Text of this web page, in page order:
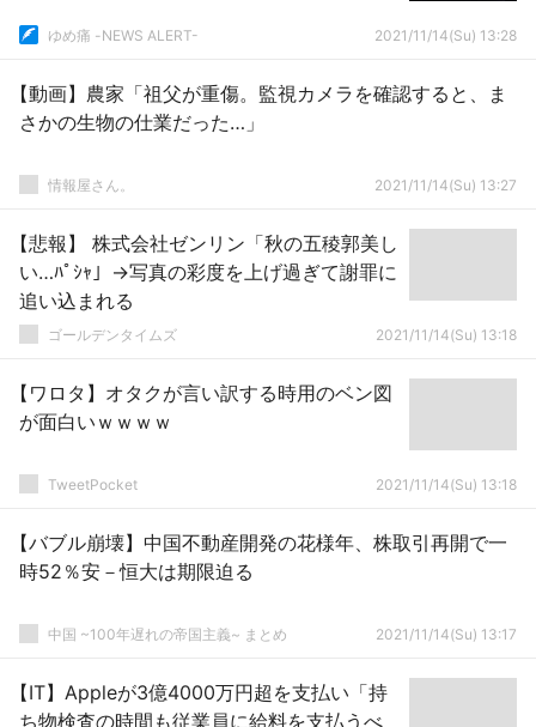
ゆめ痛 -NEWS ALERT- 2021/11/14(Su) 13:28
【動画】農家「祖父が重傷。監視カメラを確認すると、ま
さかの生物の仕業だった…」
情報屋さん。 2021/11/14(Su) 13:27
【悲報】 株式会社ゼンリン「秋の五稜郭美し
い…ﾊﾟｼｬ」→写真の彩度を上げ過ぎて謝罪に
追い込まれる
ゴールデンタイムズ 2021/11/14(Su) 13:18
【ワロタ】オタクが言い訳する時用のベン図
が面白いｗｗｗｗ
TweetPocket 2021/11/14(Su) 13:18
【バブル崩壊】中国不動産開発の花様年、株取引再開で一
時52％安－恒大は期限迫る
中国 ~100年遅れの帝国主義~ まとめ 2021/11/14(Su) 13:17
【IT】Appleが3億4000万円超を支払い「持
ち物検査の時間も従業員に給料を支払うべ